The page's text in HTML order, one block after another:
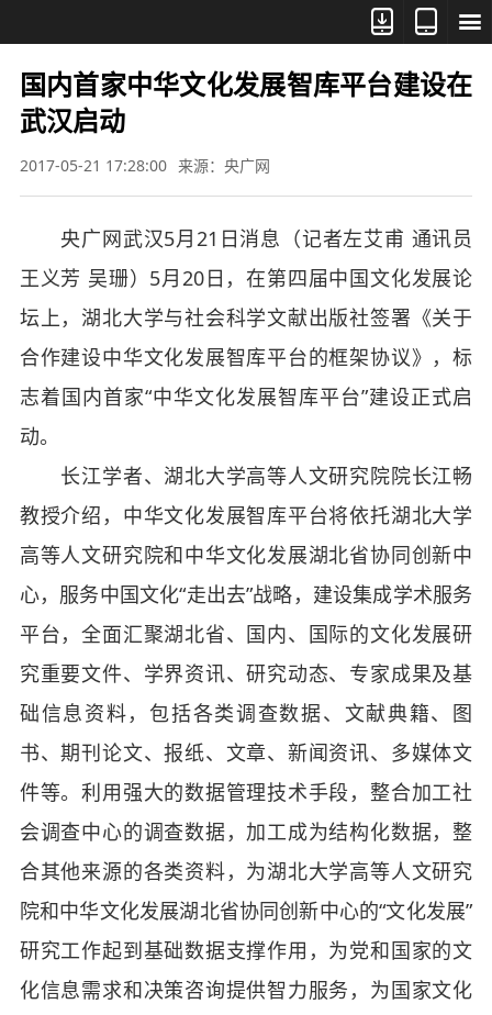



国内首家中华文化发展智库平台建设在
武汉启动
2017-05-21 17:28:00 来源：央广网
央广网武汉5月21日消息（记者左艾甫 通讯员
王义芳 吴珊）5月20日，在第四届中国文化发展论
坛上，湖北大学与社会科学文献出版社签署《关于
合作建设中华文化发展智库平台的框架协议》，标
志着国内首家“中华文化发展智库平台”建设正式启
动。
长江学者、湖北大学高等人文研究院院长江畅
教授介绍，中华文化发展智库平台将依托湖北大学
高等人文研究院和中华文化发展湖北省协同创新中
心，服务中国文化“走出去”战略，建设集成学术服务
平台，全面汇聚湖北省、国内、国际的文化发展研
究重要文件、学界资讯、研究动态、专家成果及基
础信息资料，包括各类调查数据、文献典籍、图
书、期刊论文、报纸、文章、新闻资讯、多媒体文
件等。利用强大的数据管理技术手段，整合加工社
会调查中心的调查数据，加工成为结构化数据，整
合其他来源的各类资料，为湖北大学高等人文研究
院和中华文化发展湖北省协同创新中心的“文化发展”
研究工作起到基础数据支撑作用，为党和国家的文
化信息需求和决策咨询提供智力服务，为国家文化